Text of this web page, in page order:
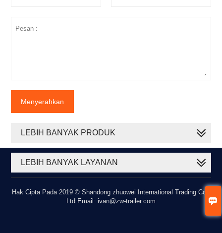

Menyerahkan
LEBIH BANYAK PRODUK
LEBIH BANYAK LAYANAN
Hak Cipta Pada 2019 © Shandong zhuowei International Trading Co.,
Ltd Email: ivan@zw-trailer.com